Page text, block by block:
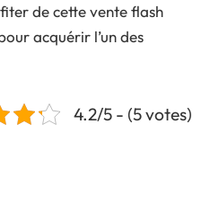
de cette vente flash
acquérir l’un des
4.2/5 - (5 votes)